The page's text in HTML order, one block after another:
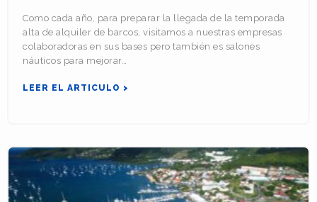
Como cada año, para preparar la llegada de la temporada
alta de alquiler de barcos, visitamos a nuestras empresas
colaboradoras en sus bases pero también es salones
náuticos para mejorar…
LEER EL ARTICULO >